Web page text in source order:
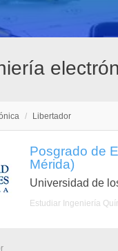
/ Libertador
Posgrado de
Mérida)
Universidad de
Estudiar Ingeniería